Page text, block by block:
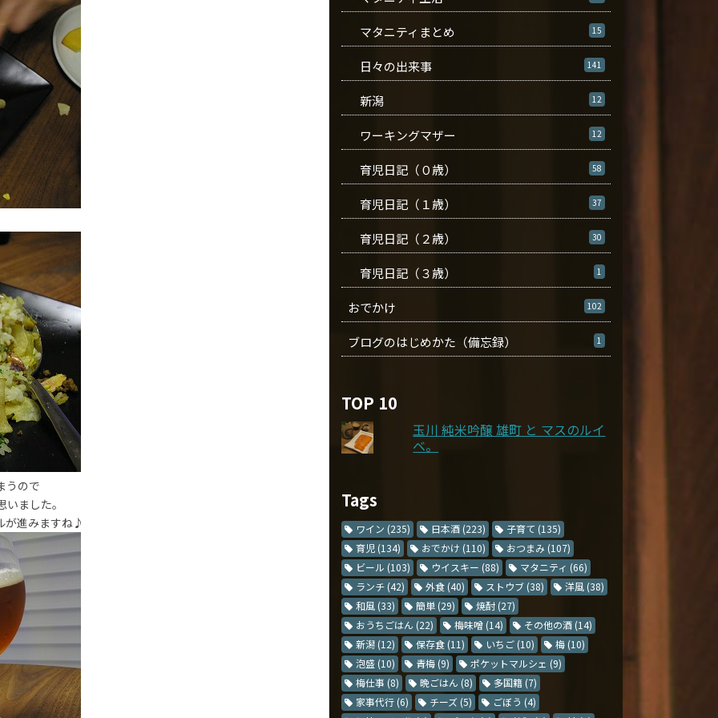
うので
ました。
が進みますね♪
マタニティまとめ 15
日々の出来事 141
新潟 12
ワーキングマザー 12
育児日記（０歳） 58
育児日記（１歳） 37
育児日記（２歳） 30
育児日記（３歳） 1
おでかけ 102
ブログのはじめかた（備忘録） 1
TOP 10
玉川 純米吟醸 雄町 と マスのルイ
ベ。
Tags
ワイン (235) 日本酒 (223) 子育て (135)
育児 (134) おでかけ (110) おつまみ (107)
ビール (103) ウイスキー (88) マタニティ (66)
ランチ (42) 外食 (40) ストウブ (38) 洋風 (38)
和風 (33) 簡単 (29) 焼酎 (27)
おうちごはん (22) 梅味噌 (14) その他の酒 (14)
新潟 (12) 保存食 (11) いちご (10) 梅 (10)
泡盛 (10) 青梅 (9) ポケットマルシェ (9)
梅仕事 (8) 晩ごはん (8) 多国籍 (7)
家事代行 (6) チーズ (5) ごぼう (4)